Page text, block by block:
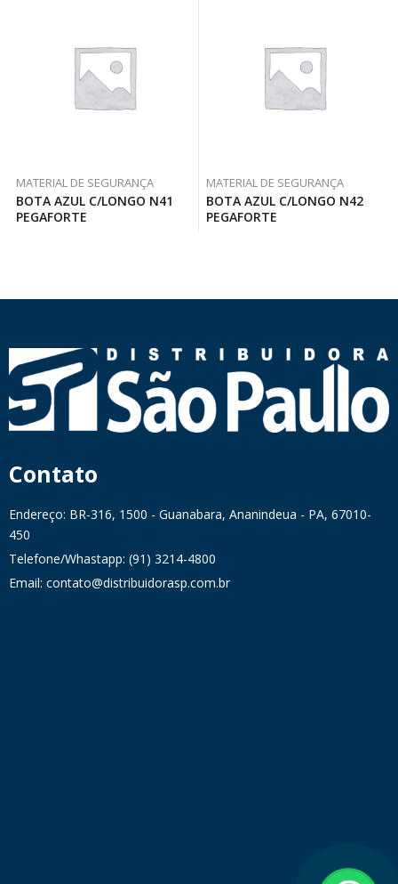
MATERIAL DE SEGURANÇA
BOTA AZUL C/LONGO N41
PEGAFORTE
MATERIAL DE SEGURANÇA
BOTA AZUL C/LONGO N42
PEGAFORTE
Contato
Endereço: BR-316, 1500 - Guanabara, Ananindeua - PA, 67010-
450
Telefone/Whastapp: (91) 3214-4800
Email: contato@distribuidorasp.com.br